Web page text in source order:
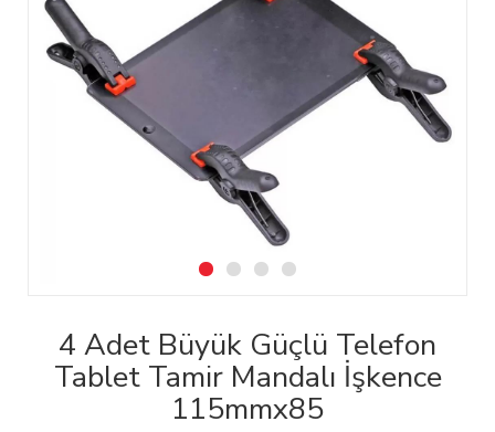
4 Adet Büyük Güçlü Telefon
Tablet Tamir Mandalı İşkence
115mmx85